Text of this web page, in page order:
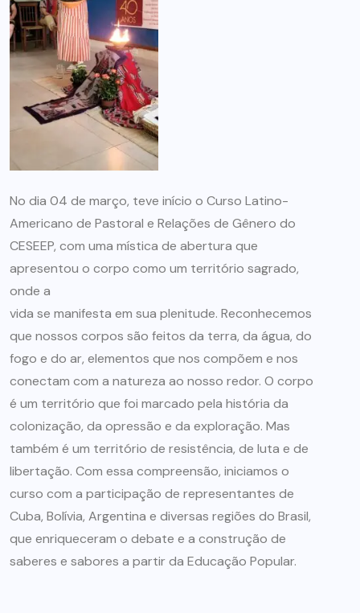
No dia 04 de março, teve início o Curso Latino-
Americano de Pastoral e Relações de Gênero do
CESEEP, com uma mística de abertura que
apresentou o corpo como um território sagrado,
onde a
vida se manifesta em sua plenitude. Reconhecemos
que nossos corpos são feitos da terra, da água, do
fogo e do ar, elementos que nos compõem e nos
conectam com a natureza ao nosso redor. O corpo
é um território que foi marcado pela história da
colonização, da opressão e da exploração. Mas
também é um território de resistência, de luta e de
libertação. Com essa compreensão, iniciamos o
curso com a participação de representantes de
Cuba, Bolívia, Argentina e diversas regiões do Brasil,
que enriqueceram o debate e a construção de
saberes e sabores a partir da Educação Popular.